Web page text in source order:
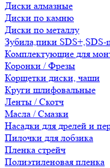
Диски алмазные
Диски по камню
Диски по металлу
Зубила,пики SDS+,SDS-
Комплектующие для
Коронки / Фрезы
Корщетки диски, чаши
Круги шлифовальные
Ленты / Скотч
Масла / Смазки
Насадки для дрелей и
Пилочки для лобзика
Пленка стрейч
Полиэтиленовая пленка